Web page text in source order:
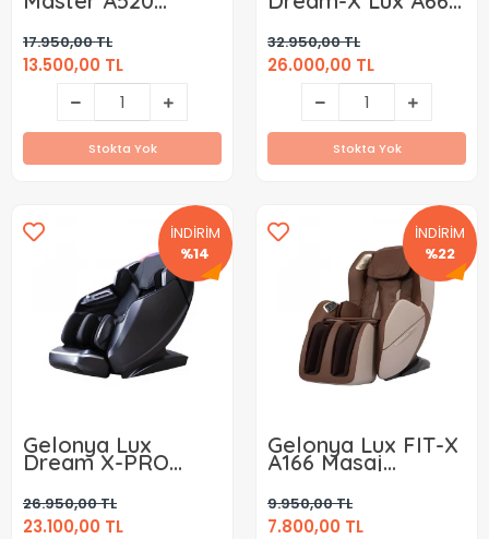
Masaj Koltuğu
Kiralama ( Aylık )
17.950,00 TL
13.500,00 TL
Stokta Yok
Masaj Koltuğu
Kiralama ( Aylık )
32.950,00 TL
26.000,00 TL
Stokta Yok
İNDİRİM
%14
Gelonya Lux
Dream X-PRO
A661 Masaj
Koltuğu Kiralama (
Aylık )
26.950,00 TL
23.100,00 TL
İNDİRİM
%22
Gelonya Lux FIT-X
A166 Masaj
Koltuğu Kiralama
(Aylık)
9.950,00 TL
7.800,00 TL